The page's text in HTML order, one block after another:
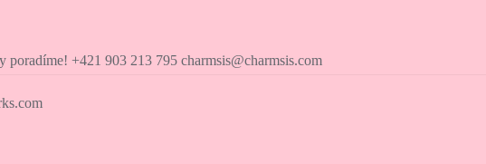
+421 903 213 795 charmsis@charmsis.com